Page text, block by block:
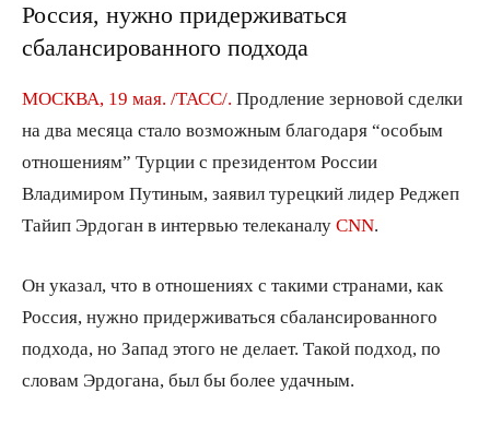
Россия, нужно придерживаться
сбалансированного подхода
МОСКВА, 19 мая. /ТАСС/. Продление зерновой сделки
на два месяца стало возможным благодаря “особым
отношениям” Турции с президентом России
Владимиром Путиным, заявил турецкий лидер Реджеп
Тайип Эрдоган в интервью телеканалу CNN
Он указал, что в отношениях с такими странами, как
Россия, нужно придерживаться сбалансированного
подхода, но Запад этого не делает. Такой подход, по
словам Эрдогана, был бы более удачным.